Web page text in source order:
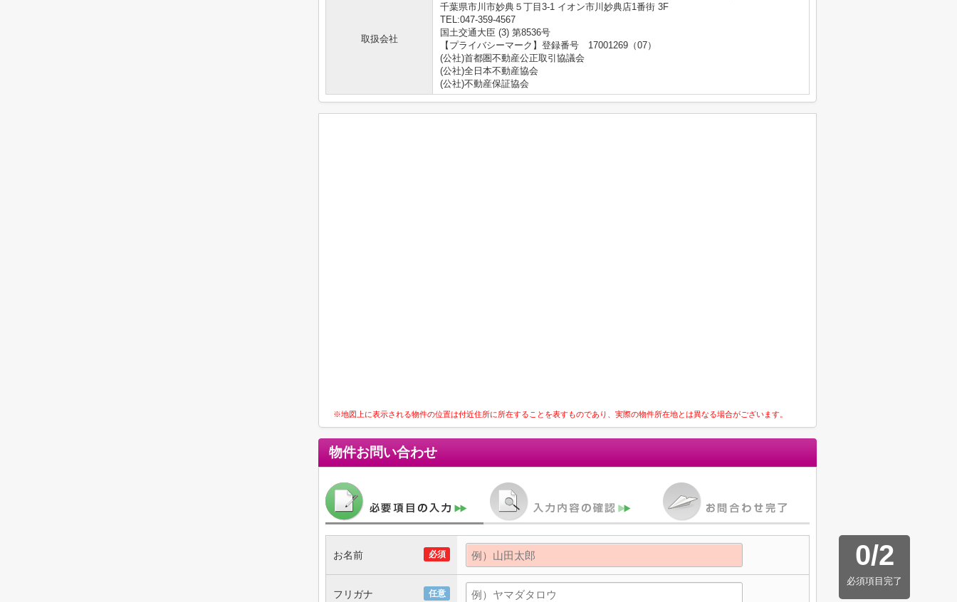
取扱会社
千葉県市川市妙典５丁目3-1 イオン市川妙典店1番街 3F
TEL:047-359-4567
国土交通大臣 (3) 第8536号
【プライバシーマーク】登録番号 17001269（07）
(公社)首都圏不動産公正取引協議会
(公社)全日本不動産協会
(公社)不動産保証協会
※地図上に表示される物件の位置は付近住所に所在することを表すものであり、実際の物件所在地とは異なる場合がございます。
物件お問い合わせ
0/2
必須項目完了
必須
お名前
任意
フリガナ